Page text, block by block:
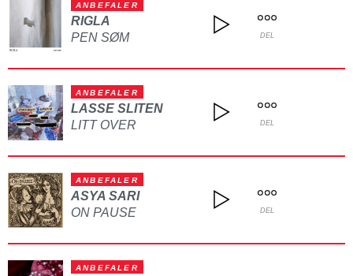
ANBEFALER
RIGLA
PEN SØM
DEL
ANBEFALER
LASSE SLITEN
LITT OVER
DEL
ANBEFALER
ASYA SARI
ON PAUSE
DEL
ANBEFALER